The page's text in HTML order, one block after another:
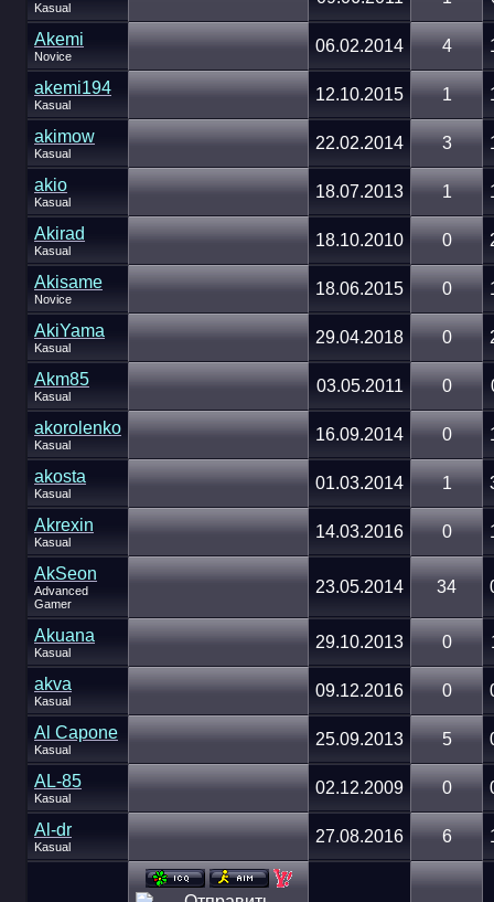
Kasual
Akemi
Novice
06.02.2014 4
akemi194
Kasual
12.10.2015 1
akimow
Kasual
22.02.2014 3
akio
Kasual
18.07.2013 1
Akirad
Kasual
18.10.2010 0
Akisame
Novice
18.06.2015 0
AkiYama
Kasual
29.04.2018 0
Akm85
Kasual
03.05.2011 0
akorolenko
Kasual
16.09.2014 0
akosta
Kasual
01.03.2014 1
Akrexin
Kasual
14.03.2016 0
AkSeon
Advanced
Gamer
23.05.2014 34
Akuana
Kasual
29.10.2013 0
akva
Kasual
09.12.2016 0
Al Capone
Kasual
25.09.2013 5
AL-85
Kasual
02.12.2009 0
Al-dr
Kasual
27.08.2016 6